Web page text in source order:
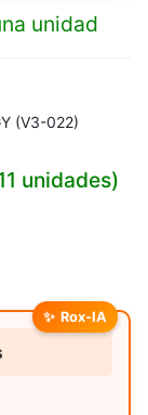
unidad
(V3-022)
unidades)
✨ Rox-IA